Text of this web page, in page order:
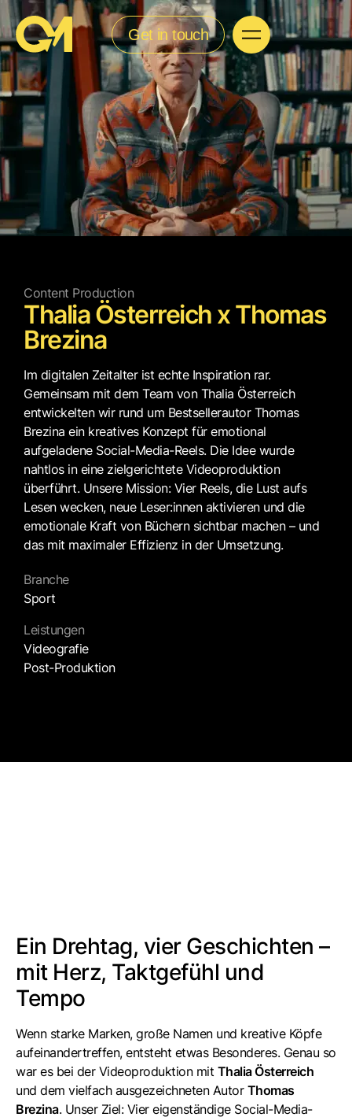
Get in touch
Branche
Sport
Leistungen
Videografie
Post-Produktion
Content Production
Thalia Österreich x Thomas
Brezina
Im digitalen Zeitalter ist echte Inspiration rar.
Gemeinsam mit dem Team von Thalia Österreich
entwickelten wir rund um Bestsellerautor Thomas
Brezina ein kreatives Konzept für emotional
aufgeladene Social-Media-Reels. Die Idee wurde
nahtlos in eine zielgerichtete Videoproduktion
überführt. Unsere Mission: Vier Reels, die Lust aufs
Lesen wecken, neue Leser:innen aktivieren und die
emotionale Kraft von Büchern sichtbar machen – und
das mit maximaler Effizienz in der Umsetzung.
Ein Drehtag, vier Geschichten –
mit Herz, Taktgefühl und
Tempo
Wenn starke Marken, große Namen und kreative Köpfe
aufeinandertreffen, entsteht etwas Besonderes. Genau so
war es bei der Videoproduktion mit Thalia Österreich
und dem vielfach ausgezeichneten Autor Thomas
Brezina. Unser Ziel: Vier eigenständige Social-Media-